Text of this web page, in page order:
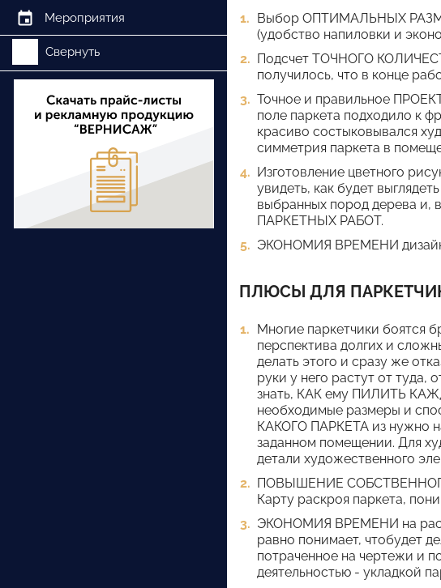
Мероприятия
Свернуть
Выбор ОПТИМАЛЬНЫХ
(удобство напиловки и
Подсчет ТОЧНОГО
получилось, что в конце
Точное и правильное
поле паркета подходило к
красиво состыковывался
симметрия паркета в
Изготовление цветного
увидеть, как будет
выбранных пород дерева
ПАРКЕТНЫХ РАБОТ.
ЭКОНОМИЯ ВРЕМЕНИ
ПЛЮСЫ ДЛЯ
Многие паркетчики боятся
перспектива долгих и
делать этого и сразу же
руки у него растут от туда,
знать, КАК ему ПИЛИТЬ
необходимые размеры и
КАКОГО ПАРКЕТА из нужно
заданном помещении. Для
детали художественного
ПОВЫШЕНИЕ СОБСТВЕННОГО
Карту раскроя паркета,
ЭКОНОМИЯ ВРЕМЕНИ на
равно понимает, чтобудет
потраченное на чертежи и
деятельностью - укладкой